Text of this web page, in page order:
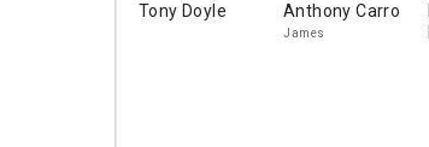
Tony Doyle Anthony Carro
James